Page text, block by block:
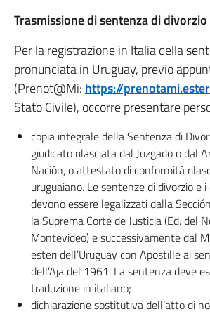
Trasmissione di sentenza di divorzio
Per la registrazione in Italia della
pronunciata in Uruguay, previo
(Prenot@Mi: https://
Stato Civile), occorre presentare
copia integrale della Sentenza di
giudicato rilasciata dal Juzgado o dal
Nación, o attestato di conformità
uruguaiano. Le sentenze di divorzio e
devono essere legalizzati dalla
la Suprema Corte de Justicia (Ed. del
Montevideo) e successivamente dal
esteri dell’Uruguay con Apostille ai
dell’Aja del 1961. La sentenza deve
traduzione in italiano;
dichiarazione sostitutiva dell’atto di